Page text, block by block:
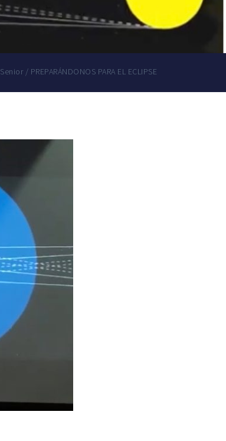
Senior / PREPARÁNDONOS PARA EL ECLIPSE